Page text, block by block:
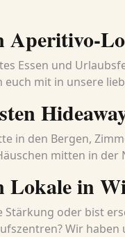
Aperitivo-
Essen und
euch mit in unsere
in den Bergen,
mitten in der
Lokale in
Stärkung oder bist
Wir haben